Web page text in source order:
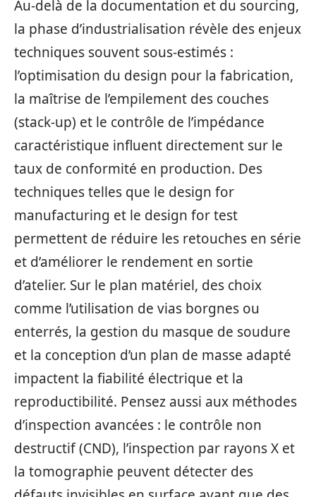
Au-delà de la documentation et du sourcing,
la phase d’industrialisation révèle des enjeux
techniques souvent sous-estimés :
l’optimisation du design pour la fabrication,
la maîtrise de l’empilement des couches
(stack-up) et le contrôle de l’impédance
caractéristique influent directement sur le
taux de conformité en production. Des
techniques telles que le design for
manufacturing et le design for test
permettent de réduire les retouches en série
et d’améliorer le rendement en sortie
d’atelier. Sur le plan matériel, des choix
comme l’utilisation de vias borgnes ou
enterrés, la gestion du masque de soudure
et la conception d’un plan de masse adapté
impactent la fiabilité électrique et la
reproductibilité. Pensez aussi aux méthodes
d’inspection avancées : le contrôle non
destructif (CND), l’inspection par rayons X et
la tomographie peuvent détecter des